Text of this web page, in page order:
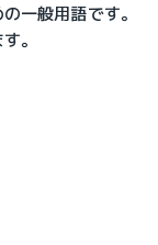
一般用語です。
。